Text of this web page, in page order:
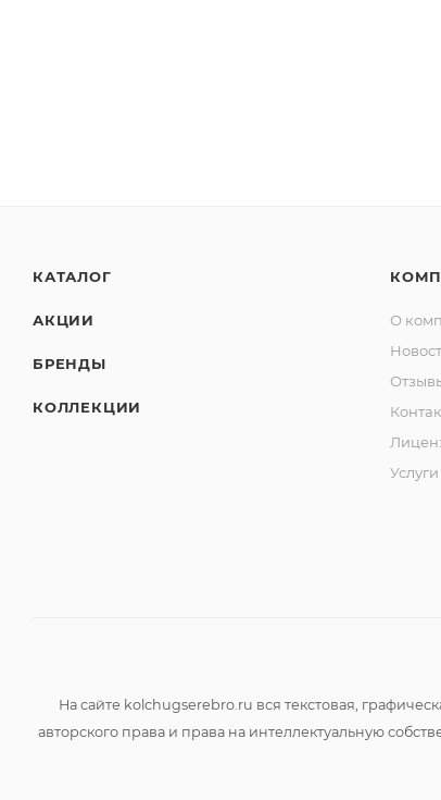
КАТАЛОГ
АКЦИИ
БРЕНДЫ
КОЛЛЕКЦИИ
О
Услуги
На сайте kolchugserebro.ru вся текстовая,
авторского права и права на интеллектуальную